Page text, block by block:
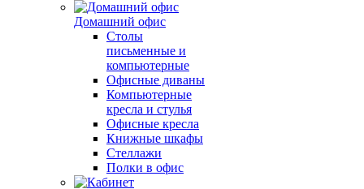
Домашний офис
Столы
письменные и
компьютерные
Офисные диваны
Компьютерные
кресла и стулья
Офисные кресла
Книжные шкафы
Стеллажи
Полки в офис